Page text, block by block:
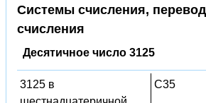
Системы счисления,
счисления
Десятичное число 3125
3125 в
C35